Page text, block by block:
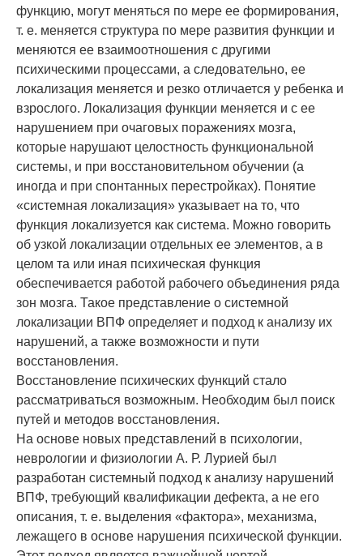
функцию, могут меняться по мере ее формирования,
т. е. меняется структура по мере развития функции и
меняются ее взаимоотношения с другими
психическими процессами, а следовательно, ее
локализация меняется и резко отличается у ребенка и
взрослого. Локализация функции меняется и с ее
нарушением при очаговых поражениях мозга,
которые нарушают целостность функциональной
системы, и при восстановительном обучении (а
иногда и при спонтанных перестройках). Понятие
«системная локализация» указывает на то, что
функция локализуется как система. Можно говорить
об узкой локализации отдельных ее элементов, а в
целом та или иная психическая функция
обеспечивается работой рабочего объединения ряда
зон мозга. Такое представление о системной
локализации ВПФ определяет и подход к анализу их
нарушений, а также возможности и пути
восстановления.
Восстановление психических функций стало
рассматриваться возможным. Необходим был поиск
путей и методов восстановления.
На основе новых представлений в психологии,
неврологии и физиологии А. Р. Лурией был
разработан системный подход к анализу нарушений
ВПФ, требующий квалификации дефекта, а не его
описания, т. е. выделения «фактора», механизма,
лежащего в основе нарушения психической функции.